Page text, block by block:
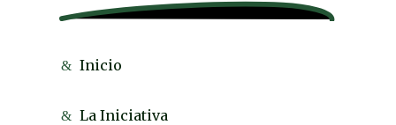
Inicio
La Iniciativa